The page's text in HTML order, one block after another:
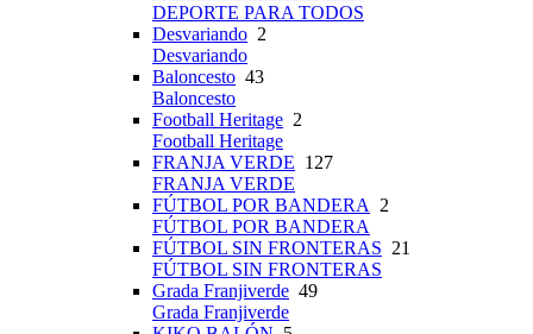
DEPORTE PARA TODOS
Desvariando 2
Desvariando
Baloncesto 43
Baloncesto
Football Heritage 2
Football Heritage
FRANJA VERDE 127
FRANJA VERDE
FÚTBOL POR BANDERA
2
FÚTBOL POR BANDERA
FÚTBOL SIN FRONTERAS 21
FÚTBOL SIN FRONTERAS
Grada Franjiverde 49
Grada Franjiverde